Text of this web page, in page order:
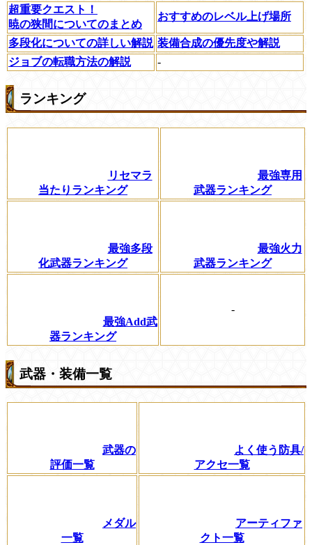
超重要クエスト！
暁の狭間についてのまとめ
おすすめのレベル上げ場所
多段化についての詳しい解説 装備合成の優先度や解説
ジョブの転職方法の解説
-
ランキング
リセマラ
当たりランキング
最強専用
武器ランキング
最強多段
化武器ランキング
最強火力
武器ランキング
最強Add武
器ランキング
-
武器・装備一覧
武器の
評価一覧
よく使う防具/
アクセ一覧
メダル
一覧
アーティファ
クト一覧